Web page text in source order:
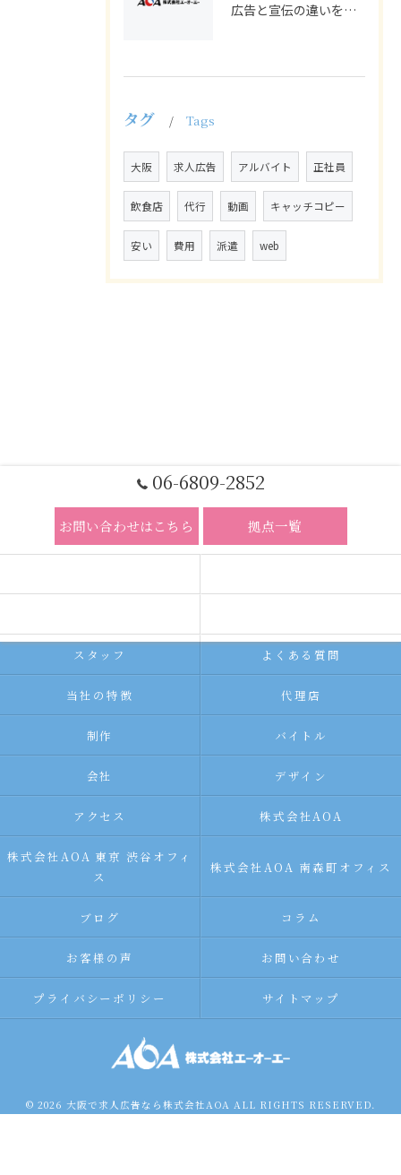
広告と宣伝の違いを押さえた採用求人戦略とバイト正社員獲得の実務ポイント
タグ Tags
大阪 求人広告 アルバイト 正社員
飲食店 代行 動画 キャッチコピー
安い 費用 派遣 web
06-6809-2852
お問い合わせはこちら 拠点一覧
スタッフ よくある質問
当社の特徴 代理店
制作 バイトル
会社 デザイン
アクセス 株式会社AOA
株式会社AOA 東京 渋谷オフィ
ス
株式会社AOA 南森町オフィス
ブログ コラム
お客様の声 お問い合わせ
プライバシーポリシー サイトマップ
© 2026 大阪で求人広告なら株式会社AOA ALL RIGHTS RESERVED.